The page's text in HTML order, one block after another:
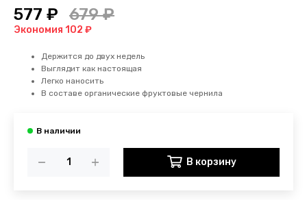
577 ₽ 679 ₽
Экономия 102 ₽
Держится до двух недель
Выглядит как настоящая
Легко наносить
В составе органические фруктовые чернила
В корзину